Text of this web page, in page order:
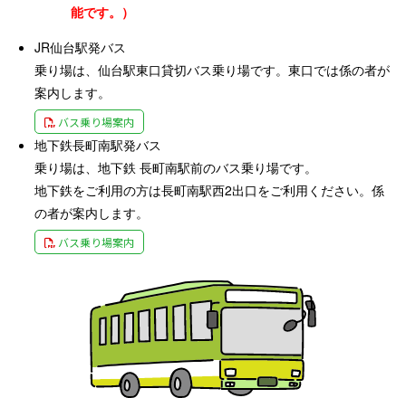
能です。）
JR仙台駅発バス
乗り場は、仙台駅東口貸切バス乗り場です。東口では係の者が
案内します。
バス乗り場案内
地下鉄長町南駅発バス
乗り場は、地下鉄 長町南駅前のバス乗り場です。
地下鉄をご利用の方は長町南駅西2出口をご利用ください。係
の者が案内します。
バス乗り場案内